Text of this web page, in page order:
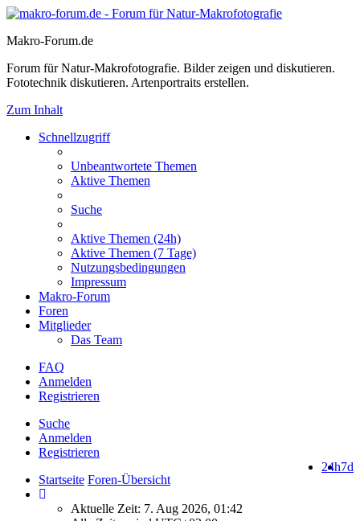
Makro-Forum.de
Forum für Natur-Makrofotografie. Bilder zeigen und diskutieren.
Fototechnik diskutieren. Artenportraits erstellen.
Zum Inhalt
Schnellzugriff
Unbeantwortete Themen
Aktive Themen
Suche
Aktive Themen (24h)
Aktive Themen (7 Tage)
Nutzungsbedingungen
Impressum
Makro-Forum
Foren
Mitglieder
Das Team
FAQ
Anmelden
Registrieren
Suche
Anmelden
Registrieren
7d
24h
Startseite Foren-Übersicht
Aktuelle Zeit: 7. Aug 2026, 01:42